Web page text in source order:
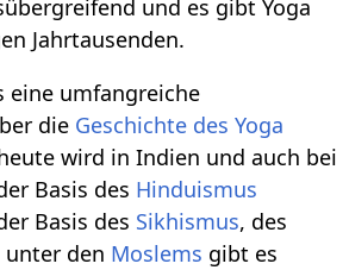
und es gibt Yoga
Jahrtausenden.
eine umfangreiche
die Geschichte des Yoga
wird in Indien und auch bei
Basis des Hinduismus
Basis des Sikhismus, des
unter den Moslems gibt es